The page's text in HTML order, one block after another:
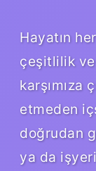
Hayatın
çeşitlilik
karşımıza
etmeden
doğrudan
ya da